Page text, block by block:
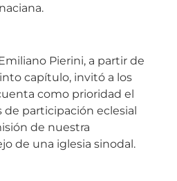
Pierini, a partir de
capítulo, invitó a los
como prioridad el
participación eclesial
de nuestra
de una iglesia sinodal.